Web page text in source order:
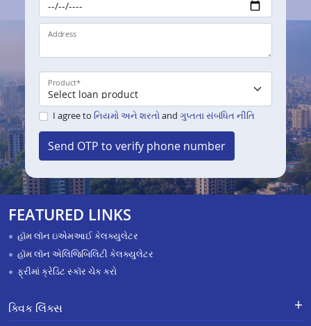
Address
Product*
I agree to નિયમો અને શરતોand ગુપ્તતા સંબંધિત નીતિ
Send OTP to verify phone number
FEATURED LINKS
હૉમ લૉન ઇએમઆઈ કેલક્યુલેટર
હૉમ લૉન એલિજિબિલિટી કેલક્યુલેટર
ફ્રીમાં ક્રેડિટ સ્કૉર ચેક કરો
ક્વિક લિંક્સ